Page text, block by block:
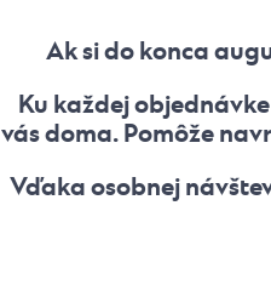
Ak si do konca
Ku každej
vás doma. Pomôže
Vďaka osobnej